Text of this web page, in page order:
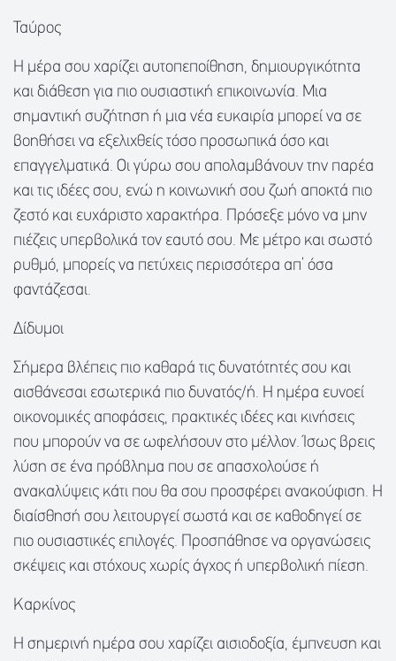
Ταύρος
Η μέρα σου χαρίζει αυτοπεποίθηση, δημιουργικότητα
και διάθεση για πιο ουσιαστική επικοινωνία. Μια
σημαντική συζήτηση ή μια νέα ευκαιρία μπορεί να σε
βοηθήσει να εξελιχθείς τόσο προσωπικά όσο και
επαγγελματικά. Οι γύρω σου απολαμβάνουν την παρέα
και τις ιδέες σου, ενώ η κοινωνική σου ζωή αποκτά πιο
ζεστό και ευχάριστο χαρακτήρα. Πρόσεξε μόνο να μην
πιέζεις υπερβολικά τον εαυτό σου. Με μέτρο και σωστό
ρυθμό, μπορείς να πετύχεις περισσότερα απ’ όσα
φαντάζεσαι.
Δίδυμοι
Σήμερα βλέπεις πιο καθαρά τις δυνατότητές σου και
αισθάνεσαι εσωτερικά πιο δυνατός/ή. Η ημέρα ευνοεί
οικονομικές αποφάσεις, πρακτικές ιδέες και κινήσεις
που μπορούν να σε ωφελήσουν στο μέλλον. Ίσως βρεις
λύση σε ένα πρόβλημα που σε απασχολούσε ή
ανακαλύψεις κάτι που θα σου προσφέρει ανακούφιση. Η
διαίσθησή σου λειτουργεί σωστά και σε καθοδηγεί σε
πιο ουσιαστικές επιλογές. Προσπάθησε να οργανώσεις
σκέψεις και στόχους χωρίς άγχος ή υπερβολική πίεση.
Καρκίνος
Η σημερινή ημέρα σου χαρίζει αισιοδοξία, έμπνευση και